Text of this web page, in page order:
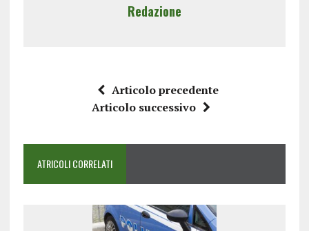
Redazione
Articolo precedente
Articolo successivo
ATRICOLI CORRELATI